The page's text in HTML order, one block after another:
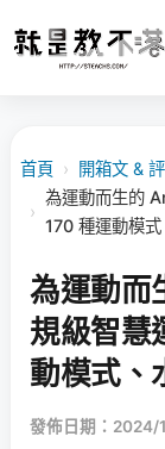
首頁 › 開箱文 &
›
為運動而生的
170 種運動模
為運動而
規級智慧
動模式、
發佈日期：2024/